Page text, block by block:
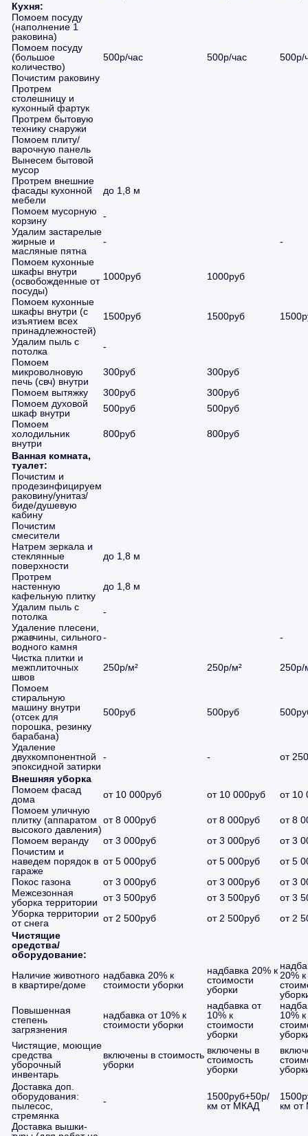
Кухня:
Помоем посуду
(наполнение 1
раковина)
Помоем посуду
(большое
количество)
500р/час 500р/час
500р/
Почистим раковину
Протрем
столешницу и
кухонный фартук
Протрем бытовую
технику снаружи
Помоем плиту/
варочную панель
Вынесем бытовой
мусор
Протрем внешние
фасады кухонной
мебели
до 1,8 м
Помоем мусорную
корзину
-
Удалим застарелые
жирные и
масляные пятна
-
-
Помоем кухонные
шкафы внутри
(освобожденные от
посуды)
1000руб 1000руб
Помоем кухонные
шкафы внутри (с
изъятием всех
принадлежностей)
1500руб 1500руб
Удалим пыль с
потолка
-
Помоем
микроволновую
печь (свч) внутри
300руб
300руб
Помоем вытяжку
300руб
300руб
Помоем духовой
шкаф внутри
500руб
500руб
Помоем
холодильник
внутри
800руб
800руб
Ванная комната,
туалет:
Почистим и
продезинфицируем
раковину/унитаз/
биде/душевую
кабину
Почистим
смесители
Натрем зеркала и
стеклянные
поверхности
до 1,8 м
Протрем
настенную
кафельную плитку
до 1,8 м
Удалим пыль с
потолка
-
Удаление плесени,
ржавчины, сильного
водного камня
-
-
Чистка плитки и
межплиточных
швов
250р/м² 250р/м²
250р/
Помоем
стиральную
машину внутри
(отсек для
порошка, резинку
барабана)
500руб 500руб
Удаление
двухкомпонентной
эпоксидной затирки
- -
от
Внешняя уборка
Помоем фасад
дома
от 10 000руб от 10 000руб
от 10
Помоем уличную
плитку (аппаратом
высокого давления)
от 8 000руб от 8 000руб
от 8
Помоем веранду
от 3 000руб от 3 000руб
от 3
Почистим и
наведем порядок в
гараже
от 5 000руб от 5 000руб
от 5
Покос газона
от 3 000руб от 3 000руб
от 3
Межсезонная
уборка территории от 3 500руб от 3 500руб
от 3
Уборка территории
от снега
от 2 500руб от 2 500руб
от 2
Чистящие
средства/
оборудование:
Наличие животного
в квартире/доме
надбавка 20% к
стоимости уборки
надбавка 20% к
стоимости
уборки
20% к
Повышенная
степень
загрязнения
надбавка от 10% к
стоимости уборки
надбавка от
10% к
стоимости
уборки
10% к
Чистящие, моющие
средства
уборочный
инвентарь
включены в стоимость
уборки
включены в
стоимость
уборки
Доставка доп.
оборудования:
пылесос,
стремянка
-
1500руб+50р/
км от МКАД
км
Доставка вышки-